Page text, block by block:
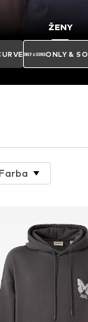
ŽENY
ONLY &
Farba